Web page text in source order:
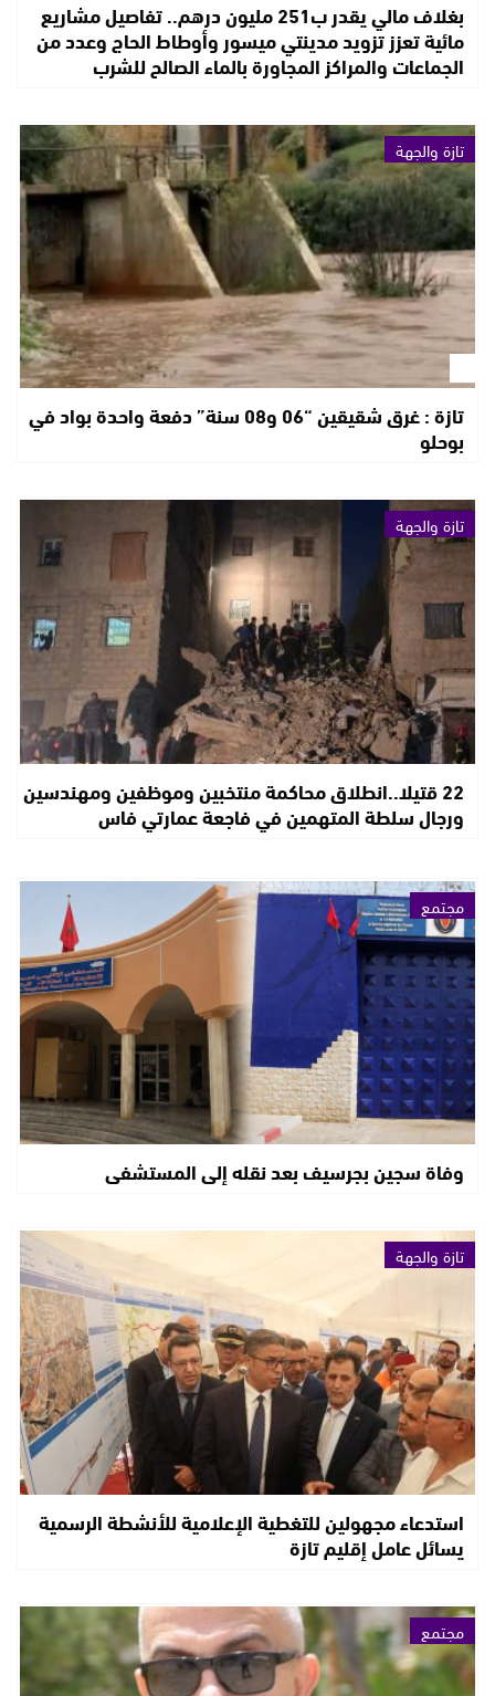
بغلاف مالي يقدر ب251 مليون درهم.. تفاصيل مشاريع
مائية تعزز تزويد مدينتي ميسور وأوطاط الحاج وعدد من
الجماعات والمراكز المجاورة بالماء الصالح للشرب
تازة والجهة
تازة : غرق شقيقين “06 و08 سنة” دفعة واحدة بواد في
بوحلو
تازة والجهة
22 قتيلا..انطلاق محاكمة منتخبين وموظفين ومهندسين
ورجال سلطة المتهمين في فاجعة عمارتي فاس
مجتمع
وفاة سجين بجرسيف بعد نقله إلى المستشفى
تازة والجهة
استدعاء مجهولين للتغطية الإعلامية للأنشطة الرسمية
يسائل عامل إقليم تازة
مجتمع